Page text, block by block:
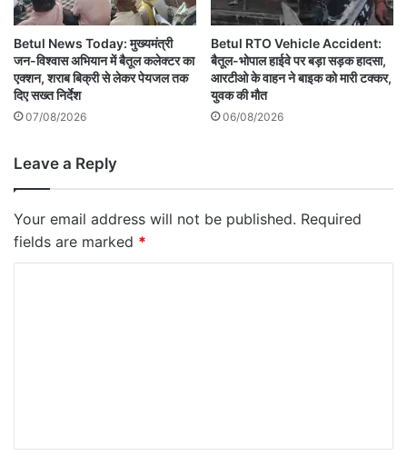
Betul News Today: मुख्यमंत्री
जन-विश्वास अभियान में बैतूल कलेक्टर का
एक्शन, शराब बिक्री से लेकर पेयजल तक
दिए सख्त निर्देश
07/08/2026
Betul RTO Vehicle Accident:
बैतूल-भोपाल हाईवे पर बड़ा सड़क हादसा,
आरटीओ के वाहन ने बाइक को मारी टक्कर,
युवक की मौत
06/08/2026
Leave a Reply
Your email address will not be published. Required
fields are marked *